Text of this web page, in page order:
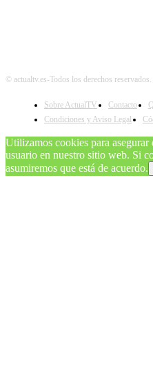
© actualtv.es-Todos los derechos reservados.
Sobre ActualTV Contacto
Condiciones y Aviso Legal
Utilizamos cookies para
usuario en nuestro sitio web. Si
asumiremos que está de acuerdo.